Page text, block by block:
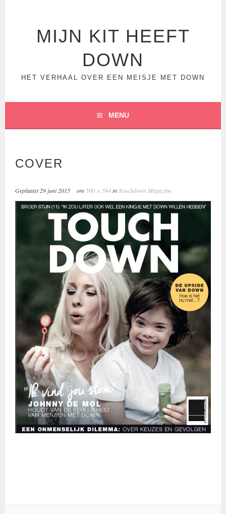
MIJN KIT HEEFT
DOWN
HET VERHAAL OVER EEN MEISJE MET DOWN
MENU
COVER
Geplaatst29 juni 2015 om 500 × 594in Touchdown Magazine